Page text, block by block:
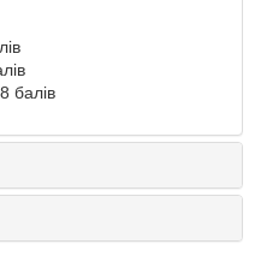
балів